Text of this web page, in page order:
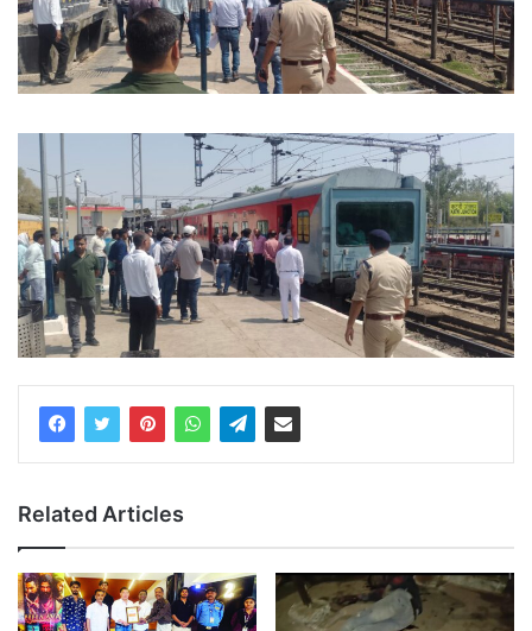
Related Articles